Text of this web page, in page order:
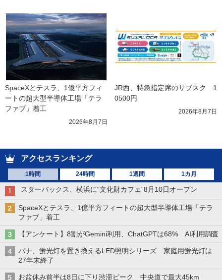
SpaceXとテスラ、1億平方フィ
ートの超大型半導体工場「テラ
ファブ」着工
2026年8月7日
JR西、特急指定席のサブスク　1
0500円
2026年8月7日
アクセスランキング
1時間 24時間 1週間 1カ月
スターバックス、横浜に“文化財カフェ”8月10日オープン
SpaceXとテスラ、1億平方フィートの超大型半導体工場「テラ
ファブ」着工
【アンケート】8割がGemini利用、ChatGPTは68% AI利用調査
パナ、蛍光灯を置き換えるLED照明シリーズ 家庭用蛍光灯は
27年末終了
お盆休み前半は8日に下り渋滞ピーク 中央道で最大45km